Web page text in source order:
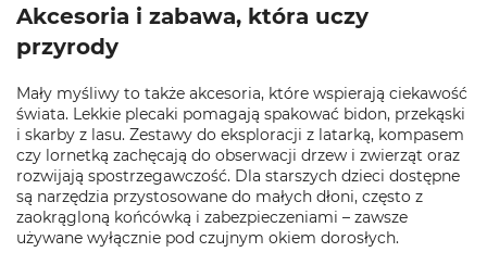
Akcesoria i zabawa, która uczy
przyrody
Mały myśliwy to także akcesoria, które wspierają ciekawość
świata. Lekkie plecaki pomagają spakować bidon, przekąski
i skarby z lasu. Zestawy do eksploracji z latarką, kompasem
czy lornetką zachęcają do obserwacji drzew i zwierząt oraz
rozwijają spostrzegawczość. Dla starszych dzieci dostępne
są narzędzia przystosowane do małych dłoni, często z
zaokrągloną końcówką i zabezpieczeniami – zawsze
używane wyłącznie pod czujnym okiem dorosłych.